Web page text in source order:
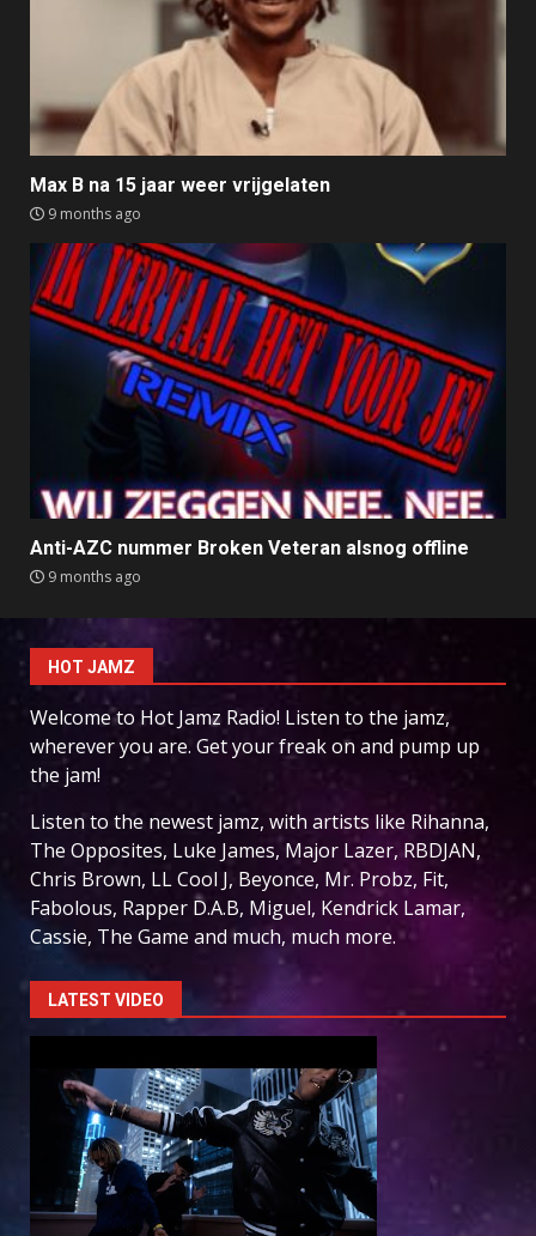
Max B na 15 jaar weer vrijgelaten
9 months ago
Anti-AZC nummer Broken Veteran alsnog offline
9 months ago
HOT JAMZ
Welcome to Hot Jamz Radio! Listen to the jamz,
wherever you are. Get your freak on and pump up
the jam!
Listen to the newest jamz, with artists like Rihanna,
The Opposites, Luke James, Major Lazer, RBDJAN,
Chris Brown, LL Cool J, Beyonce, Mr. Probz, Fit,
Fabolous, Rapper D.A.B, Miguel, Kendrick Lamar,
Cassie, The Game and much, much more.
LATEST VIDEO